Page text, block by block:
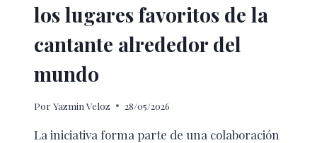
los lugares favoritos de la
cantante alrededor del
mundo
Por Yazmin Veloz 28/05/2026
La iniciativa forma parte de una colaboración